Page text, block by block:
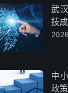
武
技
中
政策